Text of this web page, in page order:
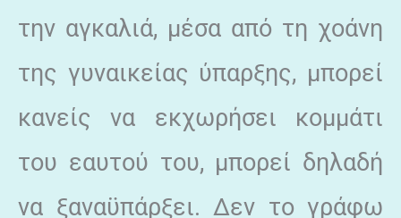
την αγκαλιά, μέσα από τη χοάνη
της γυναικείας ύπαρξης, μπορεί
κανείς να εκχωρήσει κομμάτι
του εαυτού του, μπορεί δηλαδή
να ξαναϋπάρξει. Δεν το γράφω